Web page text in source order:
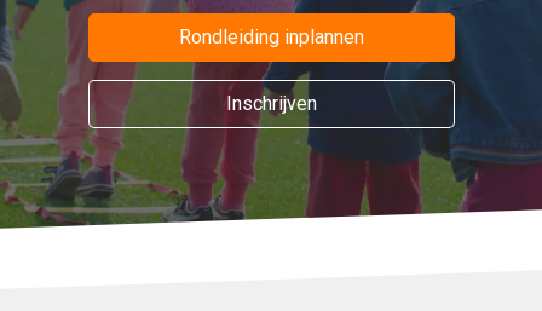
Rondleiding inplannen
Inschrijven